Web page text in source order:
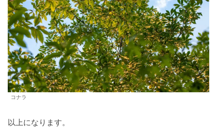
コナラ
以上になります。